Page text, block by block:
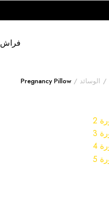
فراش
الوسائد Pregnancy Pillow